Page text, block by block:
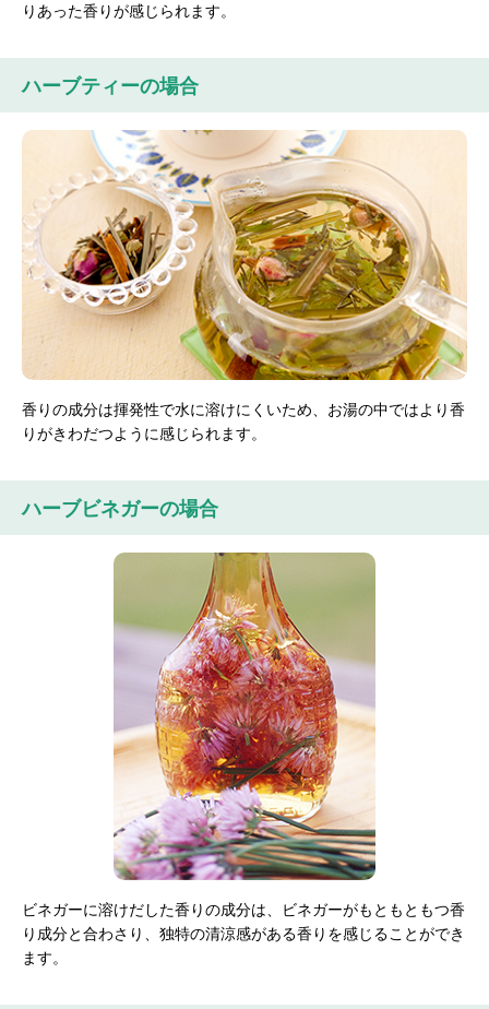
りあった香りが感じられます。
ハーブティーの場合
香りの成分は揮発性で水に溶けにくいため、お湯の中ではより香
りがきわだつように感じられます。
ハーブビネガーの場合
ビネガーに溶けだした香りの成分は、ビネガーがもともともつ香
り成分と合わさり、独特の清涼感がある香りを感じることができ
ます。